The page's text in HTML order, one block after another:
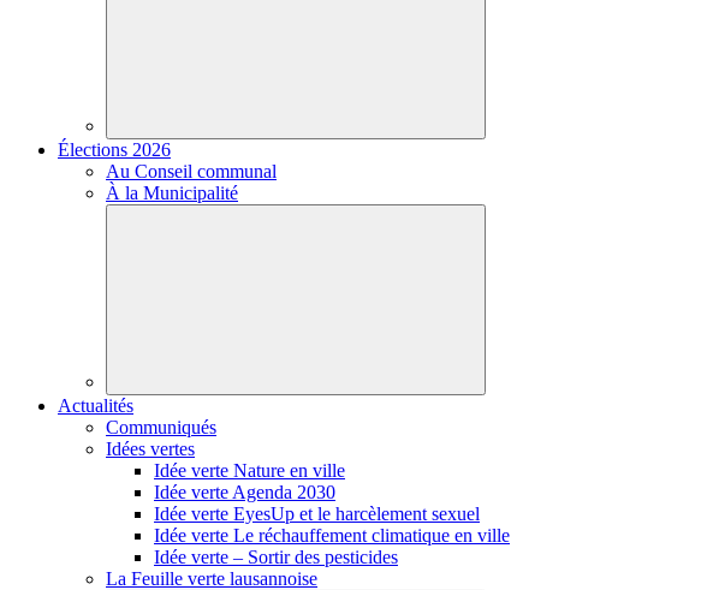
Élections 2026
Au Conseil communal
À la Municipalité
Actualités
Communiqués
Idées vertes
Idée verte Nature en ville
Idée verte Agenda 2030
Idée verte EyesUp et le harcèlement sexuel
Idée verte Le réchauffement climatique en ville
Idée verte – Sortir des pesticides
La Feuille verte lausannoise